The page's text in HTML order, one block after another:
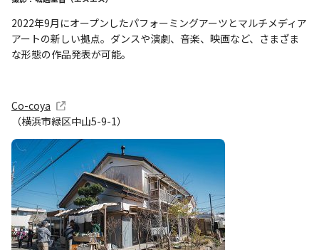
2022年9月にオープンしたパフォーミングアーツとマルチメディア
アートの新しい拠点。ダンスや演劇、音楽、映画など、さまざま
な形態の作品発表が可能。
Co-coya
（横浜市緑区中山5-9-1）